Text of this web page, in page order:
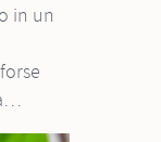
in un